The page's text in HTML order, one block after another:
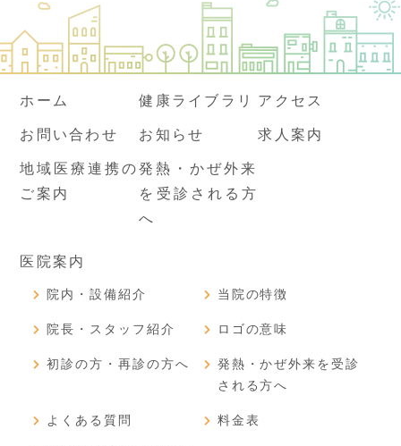
ホーム 健康ライブラリ アクセス
お問い合わせ お知らせ 求人案内
地域医療連携の
ご案内
発熱・かぜ外来
を受診される方
へ
医院案内
院内・設備紹介 当院の特徴
院長・スタッフ紹介 ロゴの意味
初診の方・再診の方へ
発熱・かぜ外来を受診
される方へ
よくある質問 料金表